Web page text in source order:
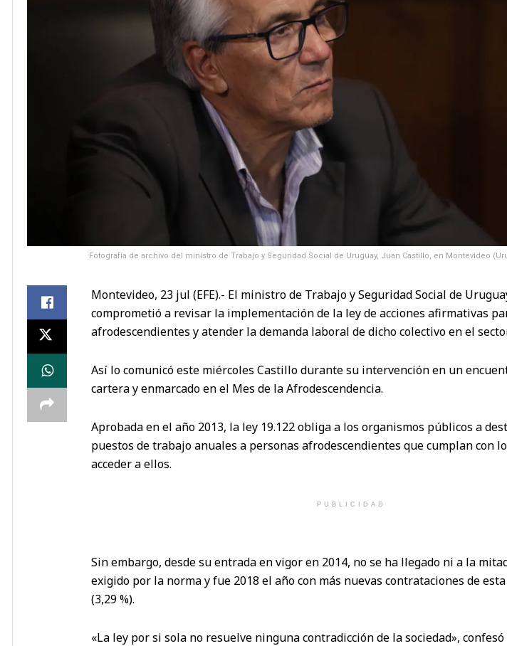
Fotografía de archivo del ministro de Trabajo y Seguridad Social de Uruguay, Juan Castillo, en Montevideo
Montevideo, 23 jul (EFE).- El ministro de Trabajo y Seguridad Social de
comprometió a revisar la implementación de la ley de acciones afirmativas
afrodescendientes y atender la demanda laboral de dicho colectivo en el
Así lo comunicó este miércoles Castillo durante su intervención en un
cartera y enmarcado en el Mes de la Afrodescendencia.
Aprobada en el año 2013, la ley 19.122 obliga a los organismos públicos a
puestos de trabajo anuales a personas afrodescendientes que cumplan con
acceder a ellos.
PUBLICIDAD
Sin embargo, desde su entrada en vigor en 2014, no se ha llegado ni a la
exigido por la norma y fue 2018 el año con más nuevas contrataciones de
(3,29 %).
«La ley por si sola no resuelve ninguna contradicción de la sociedad»,